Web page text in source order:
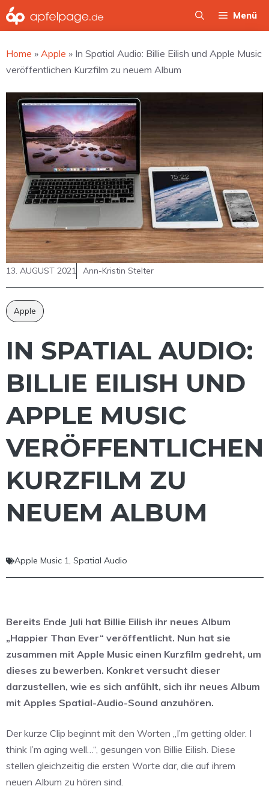
Zum
Inhalt
Menü
Home » Apple » In Spatial Audio: Billie Eilish und Apple Music
veröffentlichen Kurzfilm zu neuem Album
13. AUGUST 2021 Ann-Kristin Stelter
Apple
IN SPATIAL AUDIO:
BILLIE EILISH UND
APPLE MUSIC
VERÖFFENTLICHEN
KURZFILM ZU
NEUEM ALBUM
Apple Music 1, Spatial Audio
Bereits Ende Juli hat Billie Eilish ihr neues Album
„Happier Than Ever“ veröffentlicht. Nun hat sie
zusammen mit Apple Music einen Kurzfilm gedreht, um
dieses zu bewerben. Konkret versucht dieser
darzustellen, wie es sich anfühlt, sich ihr neues Album
mit Apples Spatial-Audio-Sound anzuhören.
Der kurze Clip beginnt mit den Worten „I’m getting older. I
think I’m aging well…“, gesungen von Billie Eilish. Diese
stellen gleichzeitig die ersten Worte dar, die auf ihrem
neuen Album zu hören sind.